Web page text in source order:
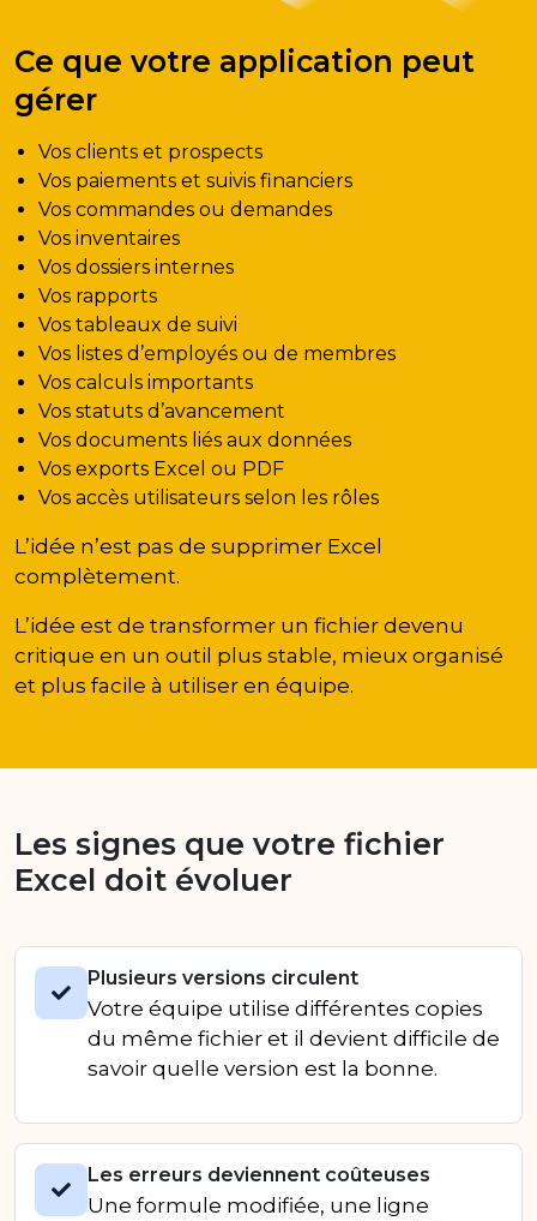
Ce que votre application peut
gérer
Vos clients et prospects
Vos paiements et suivis financiers
Vos commandes ou demandes
Vos inventaires
Vos dossiers internes
Vos rapports
Vos tableaux de suivi
Vos listes d’employés ou de membres
Vos calculs importants
Vos statuts d’avancement
Vos documents liés aux données
Vos exports Excel ou PDF
Vos accès utilisateurs selon les rôles
L’idée n’est pas de supprimer Excel
complètement.
L’idée est de transformer un fichier devenu
critique en un outil plus stable, mieux organisé
et plus facile à utiliser en équipe.
Les signes que votre fichier
Excel doit évoluer
Plusieurs versions circulent
Votre équipe utilise différentes copies
du même fichier et il devient difficile de
savoir quelle version est la bonne.
Les erreurs deviennent coûteuses
Une formule modifiée, une ligne